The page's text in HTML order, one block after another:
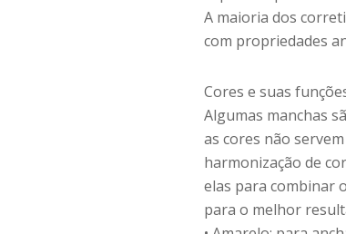
A maioria dos
com propriedades
Cores e suas
Algumas manchas
as cores não
harmonização de
elas para combinar
para o melhor